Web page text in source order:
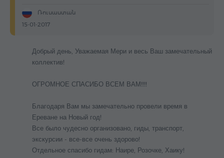
Ռուսաստան
15-01-2017
Добрый день, Уважаемая Мери и весь Ваш замечательный
коллектив!
ОГРОМНОЕ СПАСИБО ВСЕМ ВАМ!!!!
Благодаря Вам мы замечательно провели время в
Ереване на Новый год!
Все было чудесно организовано, гиды, транспорт,
экскурсии - все-все очень здорово!
Отдельное спасибо гидам: Наире, Розочке, Хаику!